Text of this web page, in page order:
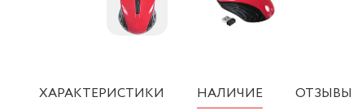
ХАРАКТЕРИСТИКИ НАЛИЧИЕ ОТЗЫВЫ